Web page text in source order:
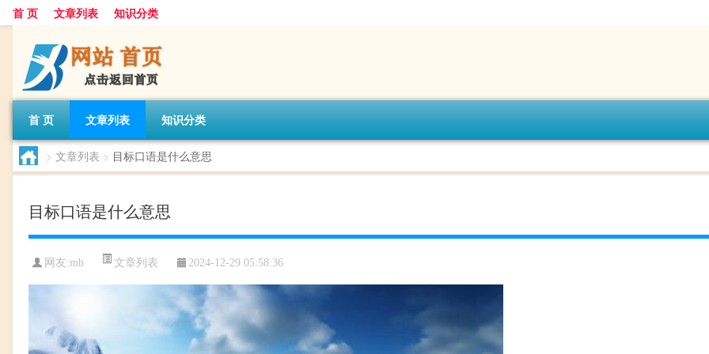
首 页 文章列表 知识分类
首 页 文章列表 知识分类
> 文章列表 > 目标口语是什么意思
目标口语是什么意思
网友:mb 文章列表 2024-12-29 05:58:36